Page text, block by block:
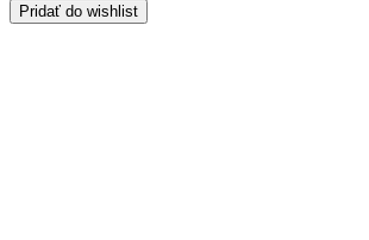
Pridať do wishlist